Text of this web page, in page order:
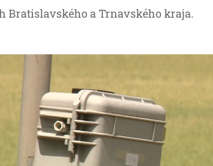
Bratislavského a Trnavského kraja.